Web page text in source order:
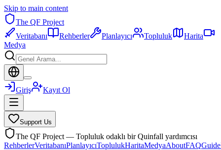
Skip to main content
The QF Project
Veritabanı
Rehberler Planlayıcı Topluluk
Harita
Medya
Giriş Kayıt Ol
Support Us
The QF Project — Topluluk odaklı bir Quinfall yardımcısı
RehberlerVeritabanıPlanlayıcıToplulukHaritaMedyaAboutFAQ